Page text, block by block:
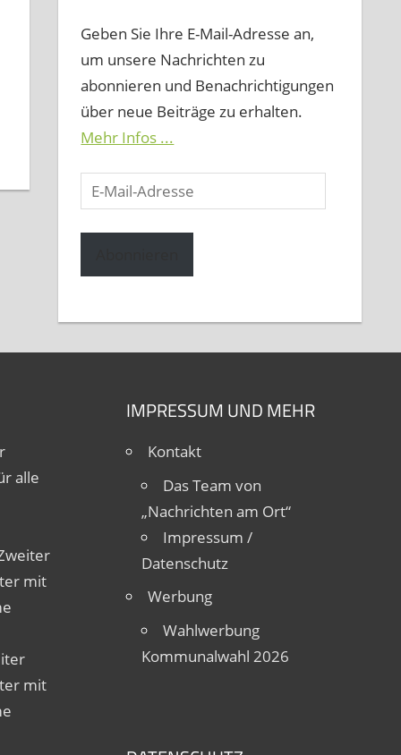
Geben Sie Ihre E-Mail-Adresse an,
um unsere Nachrichten zu
abonnieren und Benachrichtigungen
über neue Beiträge zu erhalten.
Mehr Infos ...
E-
Mail-
Adresse
alle
mit
mit
IMPRESSUM UND MEHR
Kontakt
Das Team von
„Nachrichten am Ort“
Impressum /
Datenschutz
Werbung
Wahlwerbung
Kommunalwahl 2026